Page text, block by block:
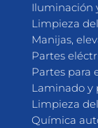
Iluminación
Limpieza
Manijas,
Partes
Partes para
Laminado y
Limpieza
Química